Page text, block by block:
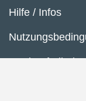
Hilfe / Infos
Barrierefreiheit